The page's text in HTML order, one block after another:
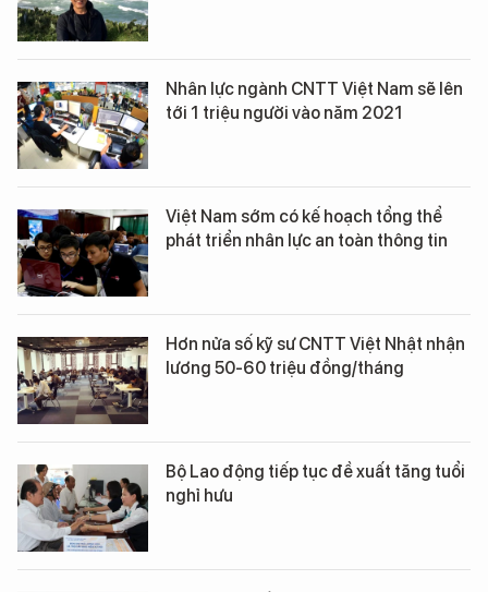
Nhân lực ngành CNTT Việt Nam sẽ lên
tới 1 triệu người vào năm 2021
Việt Nam sớm có kế hoạch tổng thể
phát triển nhân lực an toàn thông tin
Hơn nửa số kỹ sư CNTT Việt Nhật nhận
lương 50-60 triệu đồng/tháng
Bộ Lao động tiếp tục đề xuất tăng tuổi
nghỉ hưu